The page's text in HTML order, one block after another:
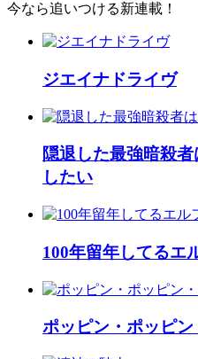
今なら追いつける新連載！
ジエイナドライヴ
隠退した最強暗殺
したい
100年留年してるエ
ポッピン・ポッピン